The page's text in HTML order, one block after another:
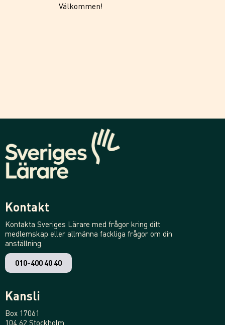
Välkommen!
Kontakt
Kontakta Sveriges Lärare med frågor kring ditt
medlemskap eller allmänna fackliga frågor om din
anställning.
010-400 40 40
Kansli
Box 17061
104 62 Stockholm